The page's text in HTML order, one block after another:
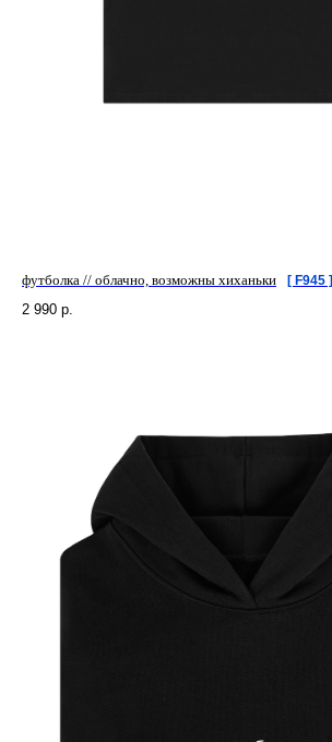
футболка // облачно, возможны хиханьки [ F945 ]
2 990 р.